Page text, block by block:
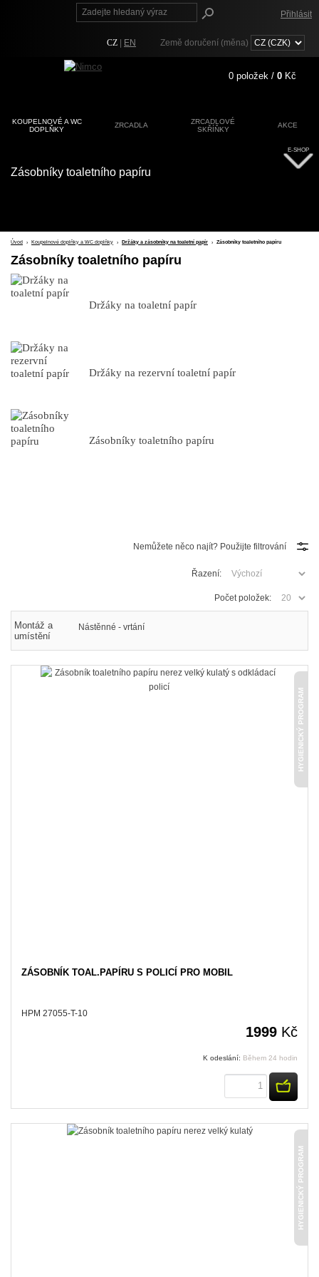
0položek / 0Kč
Zásobníky toaletního papíru
Úvod › Koupelnové doplňky a WC doplňky › Držáky a zásobníky na toaletní papír › Zásobníky toaletního papíru
Zásobníky toaletního papíru
Držáky na toaletní papír
Držáky na rezervní toaletní papír
Zásobníky toaletního papíru
Nemůžete něco najít? Použijte filtrování
Montáž a
umístění
Nástěnné - vrtání
Řazení:
Počet položek:
HYGIENICKÝ PROGRAM
ZÁSOBNÍK TOAL.PAPÍRU S POLICÍ PRO MOBIL
HPM 27055-T-10
1999 Kč
K odeslání: Během 24 hodin
HYGIENICKÝ PROGRAM
Přihlásit
Registrace
Zapomenuté heslo?
CZ EN Země doručení (měna)
KOUPELNOVÉ A WC
DOPLŇKY
ZRCADLA
ZRCADLOVÉ
SKŘÍŇKY
AKCE
E-SHOP